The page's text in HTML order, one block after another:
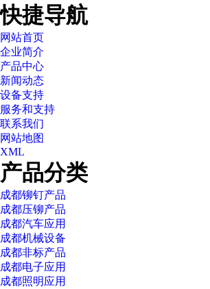
快捷导航
网站首页
企业简介
产品中心
新闻动态
设备支持
服务和支持
联系我们
网站地图
XML
产品分类
成都铆钉产品
成都压铆产品
成都汽车应用
成都机械设备
成都非标产品
成都电子应用
成都照明应用